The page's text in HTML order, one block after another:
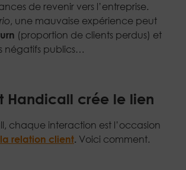
de revenir vers l’entreprise.
, une mauvaise expérience peut
(proportion de clients perdus) et
négatifs publics…
Handicall crée le lien
chaque interaction est l’occasion
relation client. Voici comment.